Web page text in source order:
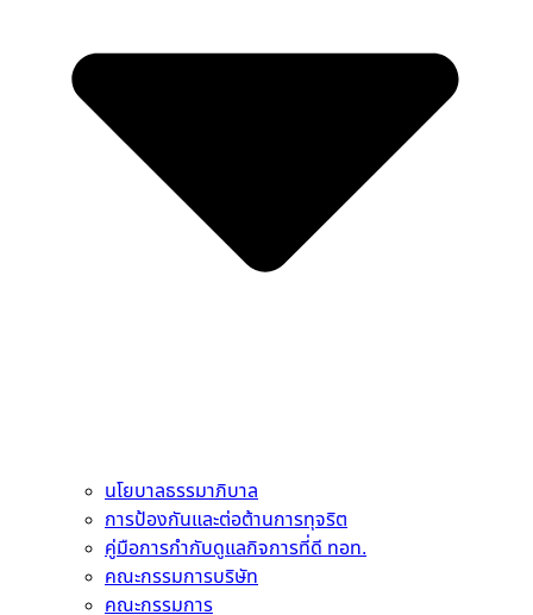
นโยบาลธรรมาภิบาล
การป้องกันและต่อต้านการทุจริต
คู่มือการกำกับดูแลกิจการที่ดี ทอท.
คณะกรรมการบริษัท
คณะกรรมการ